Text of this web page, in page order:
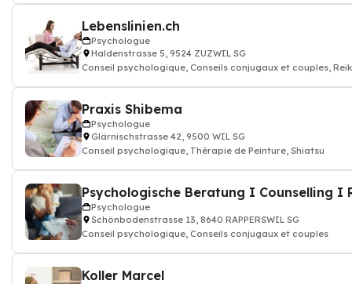
Lebenslinien.ch
Psychologue
Haldenstrasse 5, 9524 ZUZWIL SG
Conseil psychologique, Conseils conjugaux et couples,
Praxis Shibema
Psychologue
Glärnischstrasse 42, 9500 WIL SG
Conseil psychologique, Thérapie de Peinture, Shiatsu
Psychologue
Schönbodenstrasse 13, 8640 RAPPERSWIL SG
Conseil psychologique, Conseils conjugaux et couples
Koller Marcel